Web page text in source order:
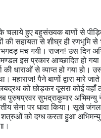
चलाये हुए बहुसंख्‍यक बाणों से
की सहायता से शीघ्र ही रणभूमि
भगदड़ मच गयी। राजन! उस दिन
इस प्रकार आच्‍छादित हो गया
की धाराओं से व्‍याप्‍त हो गया
महाराज! पैने बाणों द्वारा मारे
को छोड़कर दूसरा कोई वहाँ
पुरुषप्रवर सुभद्राकुमार
सेना पर धावा किया। सूखे
को दग्‍ध करता हुआ